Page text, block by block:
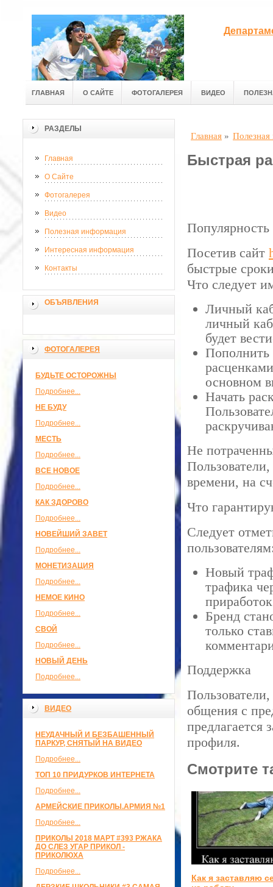
ГЛАВНАЯ О САЙТЕ ФОТОГАЛЕРЕЯ ВИДЕО
РАЗДЕЛЫ
Главная
О Сайте
Фотогалерея
Видео
Полезная информация
Интересная информация
Контакты
ОБЪЯВЛЕНИЯ
ФОТОГАЛЕРЕЯ
БУДЬТЕ ОСТОРОЖНЫ
Подробнее...
НЕ БУДУ
Подробнее...
МЕСТЬ
Подробнее...
ВСЕ НОВОЕ
Подробнее...
КАК ЗДОРОВО
Подробнее...
НОВЕЙШИЙ ЗАВЕТ
Подробнее...
МОНЕТИЗАЦИЯ
Подробнее...
НЕМОЕ КИНО
Подробнее...
СВОЙ
Подробнее...
НОВЫЙ ДЕНЬ
Подробнее...
ВИДЕО
НЕУДАЧНЫЙ И БЕЗБАШЕННЫЙ
ПАРКУР, СНЯТЫЙ НА ВИДЕО
Подробнее...
ТОП 10 ПРИДУРКОВ ИНТЕРНЕТА
Подробнее...
АРМЕЙСКИЕ ПРИКОЛЫ.АРМИЯ №1
Подробнее...
ПРИКОЛЫ 2018 МАРТ #393 РЖАКА
ДО СЛЕЗ УГАР ПРИКОЛ -
ПРИКОЛЮХА
Подробнее...
Главная »
Быстрая
Популярность
Посетив сайт
быстрые
Что следует
Личный
личный
будет
Пополнить
основном
Начать
Не
времени, на
Что
Следует
Новый
трафика
Бренд
только
Поддержка
общения с
предлагается
профиля.
Смотрите
Как я заставляю